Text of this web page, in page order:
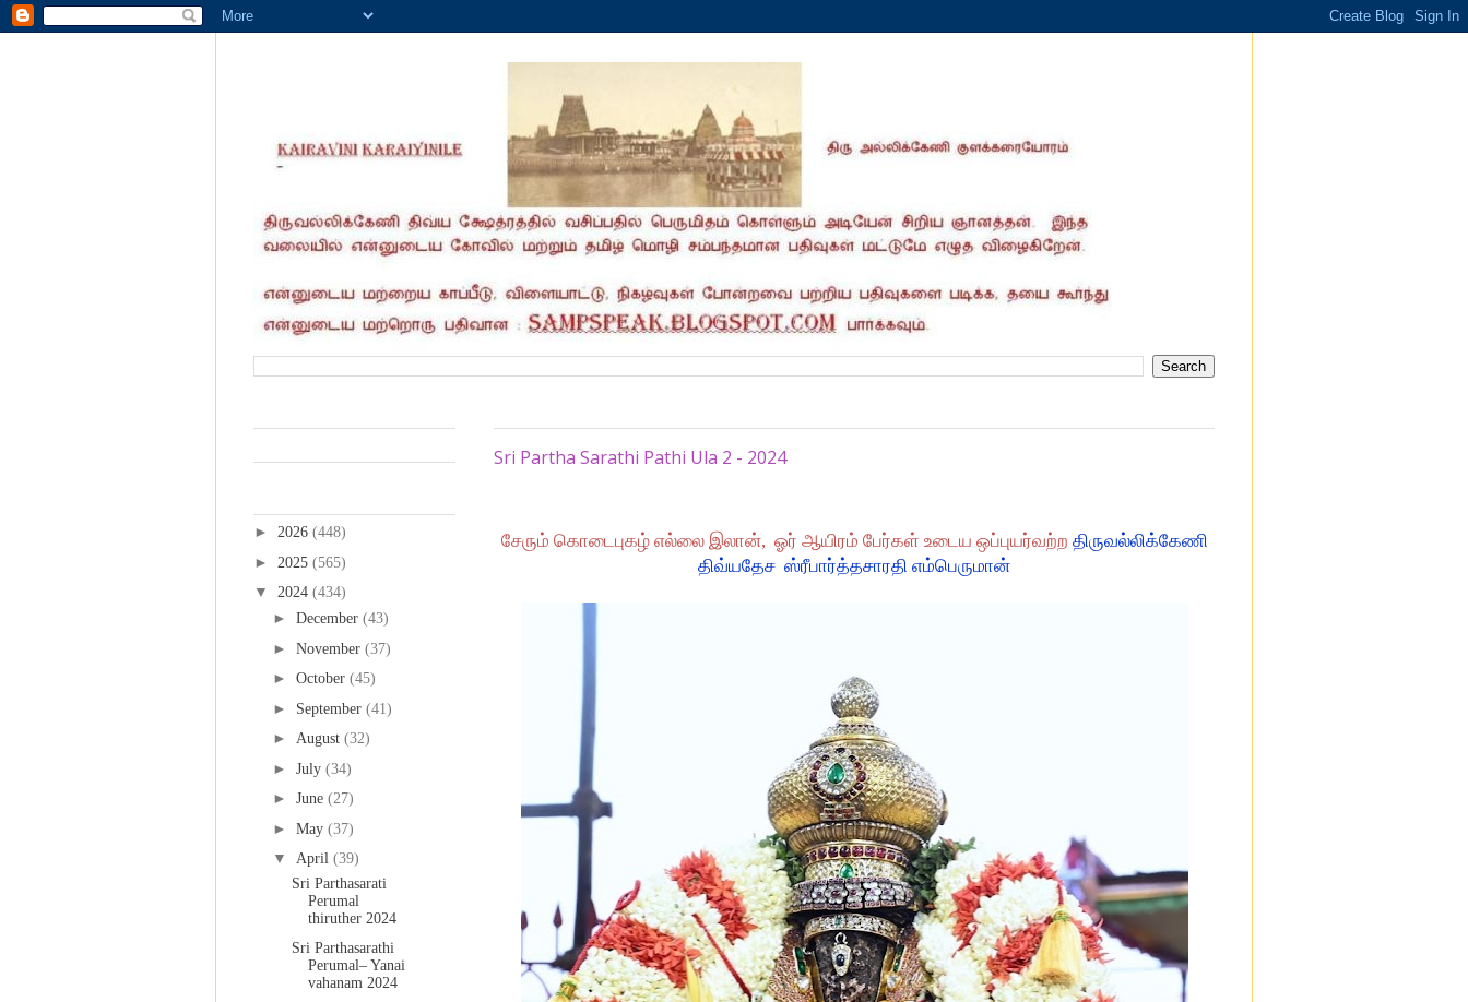
Sri Partha Sarathi Pathi Ula 2 - 2024
சேரும் கொடைபுகழ் எல்லை இலான், ஓர் ஆயிரம் பேர்கள் உடைய ஒப்புயர்வற்ற திருவல்லிக்கேணி
திவ்யதேச ஸ்ரீபார்த்தசாரதி எம்பெருமான்
► 2026 (448)
► 2025 (565)
▼ 2024 (434)
► December (43)
► November (37)
► October (45)
► September (41)
► August (32)
► July (34)
► June (27)
► May (37)
▼ April (39)
Sri Parthasarati
Perumal
thiruther 2024
Sri Parthasarathi
Perumal– Yanai
vahanam 2024